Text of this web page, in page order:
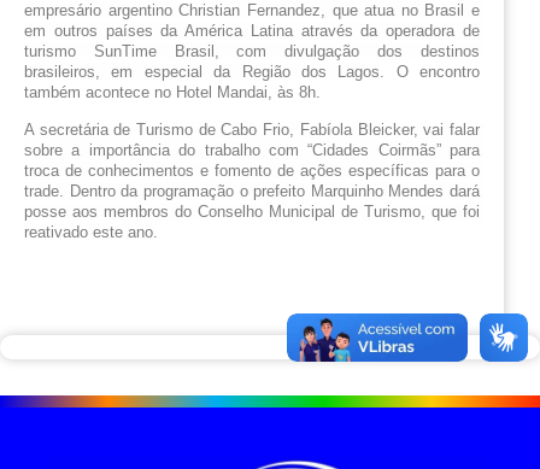
empresário argentino Christian Fernandez, que atua no Brasil e
em outros países da América Latina através da operadora de
turismo SunTime Brasil, com divulgação dos destinos
brasileiros, em especial da Região dos Lagos. O encontro
também acontece no Hotel Mandai, às 8h.
A secretária de Turismo de Cabo Frio, Fabíola Bleicker, vai falar
sobre a importância do trabalho com “Cidades Coirmãs” para
troca de conhecimentos e fomento de ações específicas para o
trade. Dentro da programação o prefeito Marquinho Mendes dará
posse aos membros do Conselho Municipal de Turismo, que foi
reativado este ano.